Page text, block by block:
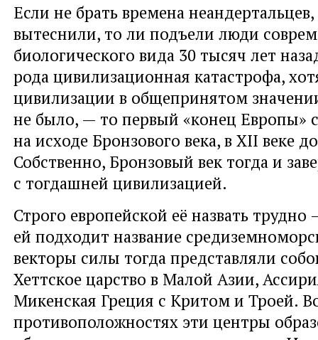
Если не брать времена
вытеснили, то ли подъели люди
биологического вида 30 тысяч лет
рода цивилизационная катастрофа,
цивилизации в общепринятом
не было, — то первый «конец Европы»
на исходе Бронзового века, в XII веке
Собственно, Бронзовый век тогда и
с тогдашней цивилизацией.
Строго европейской её назвать трудно
ей подходит название
векторы силы тогда представляли
Хеттское царство в Малой Азии,
Микенская Греция с Критом и Троей.
противоположностях эти центры